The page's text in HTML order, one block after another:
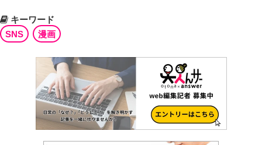
キーワード
SNS
漫画